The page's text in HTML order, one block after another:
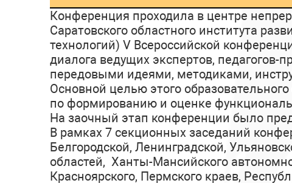
Конференция проходила в центре
Саратовского областного института
технологий) V Всероссийской
диалога ведущих экспертов, педагогов-
передовыми идеями, методиками,
Основной целью этого
по формированию и оценке
На заочный этап конференции было
В рамках 7 секционных заседаний
Белгородской, Ленинградской,
областей, Ханты-Мансийского
Красноярского, Пермского краев,